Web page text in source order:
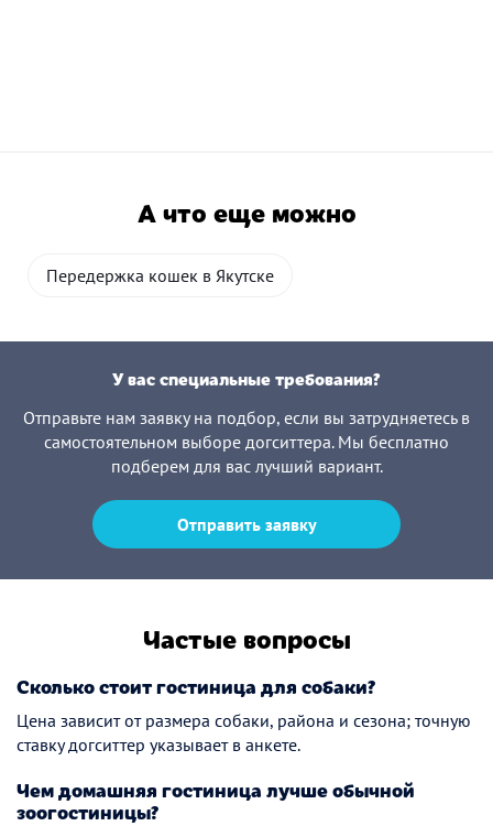
А что еще можно
Передержка кошек в Якутске
У вас специальные требования?
Отправьте нам заявку на подбор, если вы затрудняетесь в
самостоятельном выборе догситтера. Мы бесплатно
подберем для вас лучший вариант.
Отправить заявку
Частые вопросы
Сколько стоит гостиница для собаки?
Цена зависит от размера собаки, района и сезона; точную
ставку догситтер указывает в анкете.
Чем домашняя гостиница лучше обычной
зоогостиницы?